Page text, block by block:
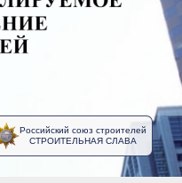
Российский союз строителей
СТРОИТЕЛЬНАЯ СЛАВА